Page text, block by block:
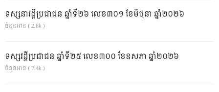
ទស្សនាវដ្ដីប្រជាជន ឆ្នាំទី២៦ លេខ៣០១ ខែមិថុនា ឆ្នាំ២០២៦
ចំនួនអាន ( 2.8k )
ទស្សវដ្តីប្រជាជន ឆ្នាំទី២៥ លេខ៣០០ ខែឧសភា ឆ្នាំ២០២៦
ចំនួនអាន ( 7.4k )